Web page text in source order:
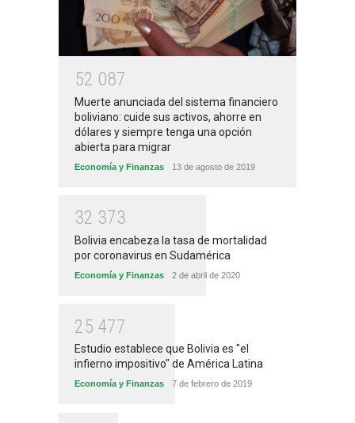
52 087
Muerte anunciada del sistema financiero
boliviano: cuide sus activos, ahorre en
dólares y siempre tenga una opción
abierta para migrar
Economía y Finanzas 13 de agosto de 2019
32 373
Bolivia encabeza la tasa de mortalidad
por coronavirus en Sudamérica
Economía y Finanzas 2 de abril de 2020
25 477
Estudio establece que Bolivia es "el
infierno impositivo" de América Latina
Economía y Finanzas 7 de febrero de 2019